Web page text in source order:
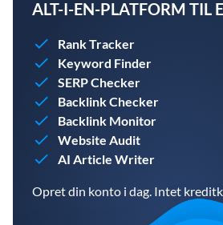
ALT-I-EN-PLATFORM TIL
Rank Tracker
Keyword Finder
SERP Checker
Backlink Checker
Backlink Monitor
Website Audit
AI Article Writer
Opret din konto i dag. Intet